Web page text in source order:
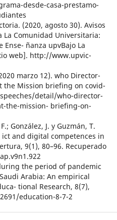
desde-casa-prestamo-
(2020, agosto 30). Avisos
La Comunidad Universitaria:
Ense- ñanza upvBajo La
web]. http://www.upvic-
marzo 12). who Director-
the Mission briefing on covid-
detail/who-director-
the-mission- briefing-on-
González, J. y Guzmán, T.
and digital competences in
9(1), 80–96. Recuperado
the period of pandemic
Arabia: An empirical
tional Research, 8(7),
education-8-7-2